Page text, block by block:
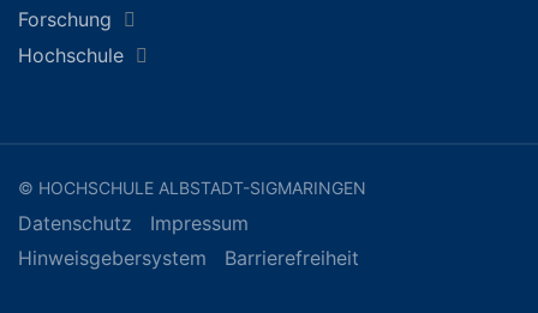
Forschung
Hochschule
© HOCHSCHULE ALBSTADT-SIGMARINGEN
Datenschutz
Impressum
Hinweisgebersystem
Barrierefreiheit